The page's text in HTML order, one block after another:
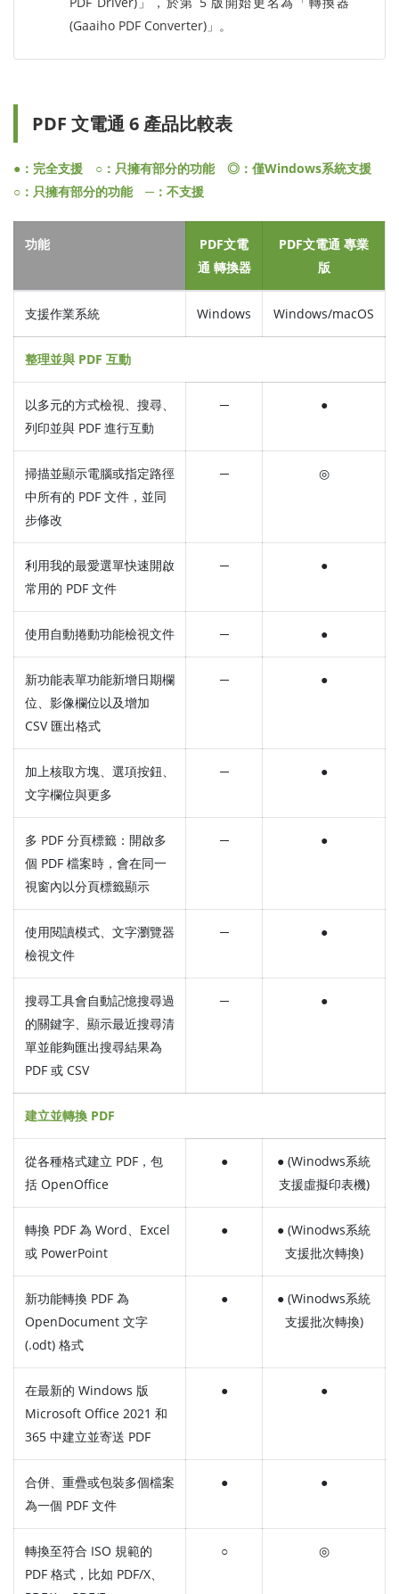
(Gaaiho PDF Converter)」。
PDF 文電通 6 產品比較表
●：完全支援 ○：只擁有部分的功能 ◎：僅Windows系統支援
○：只擁有部分的功能 ─：不支援
功能
PDF文電
通 轉換器
PDF文電通 專業
版
支援作業系統 Windows Windows/macOS
整理並與 PDF 互動
以多元的方式檢視、搜尋、
列印並與 PDF 進行互動
─ ●
掃描並顯示電腦或指定路徑
中所有的 PDF 文件，並同
步修改
─ ◎
利用我的最愛選單快速開啟
常用的 PDF 文件
─ ●
使用自動捲動功能檢視文件 ─ ●
新功能表單功能新增日期欄
位、影像欄位以及增加
CSV 匯出格式
─ ●
加上核取方塊、選項按鈕、
文字欄位與更多
─ ●
多 PDF 分頁標籤：開啟多
個 PDF 檔案時，會在同一
視窗內以分頁標籤顯示
─ ●
使用閱讀模式、文字瀏覽器
檢視文件
─ ●
搜尋工具會自動記憶搜尋過
的關鍵字、顯示最近搜尋清
單並能夠匯出搜尋結果為
PDF 或 CSV
─ ●
建立並轉換 PDF
從各種格式建立 PDF，包
括 OpenOffice
●
● (Winodws系統
支援虛擬印表機)
轉換 PDF 為 Word、Excel
或 PowerPoint
●
● (Winodws系統
支援批次轉換)
新功能轉換 PDF 為
OpenDocument 文字
(.odt) 格式
●
● (Winodws系統
支援批次轉換)
在最新的 Windows 版
Microsoft Office 2021 和
365 中建立並寄送 PDF
● ●
合併、重疊或包裝多個檔案
為一個 PDF 文件
● ●
轉換至符合 ISO 規範的
PDF 格式，比如 PDF/X、
○ ◎